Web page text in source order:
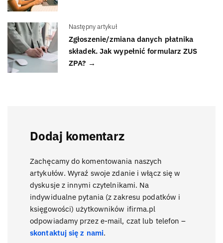
Następny artykuł
Zgłoszenie/zmiana danych płatnika
składek. Jak wypełnić formularz ZUS
ZPA? →
Dodaj komentarz
Zachęcamy do komentowania naszych
artykułów. Wyraź swoje zdanie i włącz się w
dyskusje z innymi czytelnikami. Na
indywidualne pytania (z zakresu podatków i
księgowości) użytkowników ifirma.pl
odpowiadamy przez e-mail, czat lub telefon –
skontaktuj się z nami.